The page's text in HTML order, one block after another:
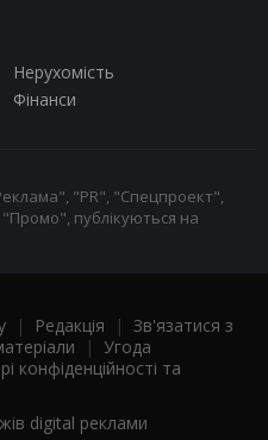
Нерухомість
Фінанси
"PR", "Спецпроект",
публікуються на
| Редакція | Зв'язатися з
| Угода
конфіденційності та
digital реклами